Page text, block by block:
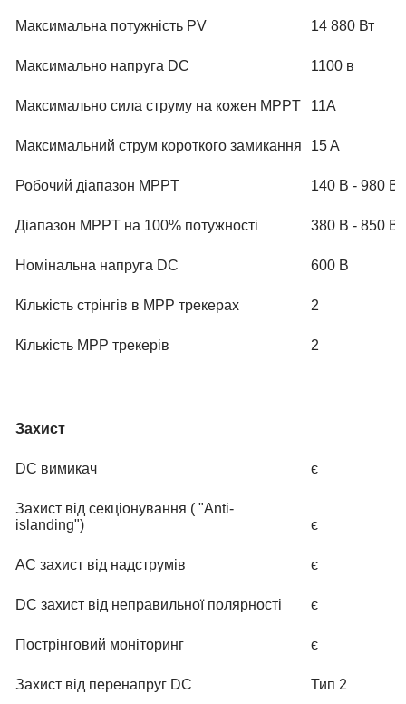
Максимальна потужність PV 14 880 Вт
Maксимально напруга DC 1100 в
Maксимально сила струму на кожен MPPT 11А
Максимальний струм короткого замикання 15 A
Робочий діапазон MPPT 140 В - 980 В
Діапазон MPPT на 100% потужності 380 В - 850 В
Номінальна напруга DC 600 В
Кількість стрінгів в MPP трекерах 2
Кількість MPP трекерів 2
Захист
DC вимикач є
Захист від секціонування ( "Anti-
islanding")
є
AC захист від надструмів є
DC захист від неправильної полярності є
Пострінговий моніторинг є
Захист від перенапруг DC Тип 2